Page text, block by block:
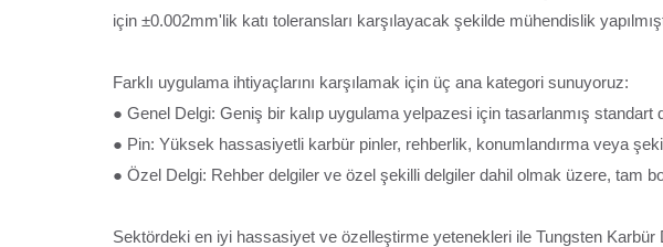
için ±0.002mm'lik katı toleransları karşılayacak şekilde mühendislik
Farklı uygulama ihtiyaçlarını karşılamak için üç ana kategori sunuyoruz:
● Genel Delgi: Geniş bir kalıp uygulama yelpazesi için tasarlanmış
● Pin: Yüksek hassasiyetli karbür pinler, rehberlik, konumlandırma veya
● Özel Delgi: Rehber delgiler ve özel şekilli delgiler dahil olmak üzere, tam
Sektördeki en iyi hassasiyet ve özelleştirme yetenekleri ile Tungsten